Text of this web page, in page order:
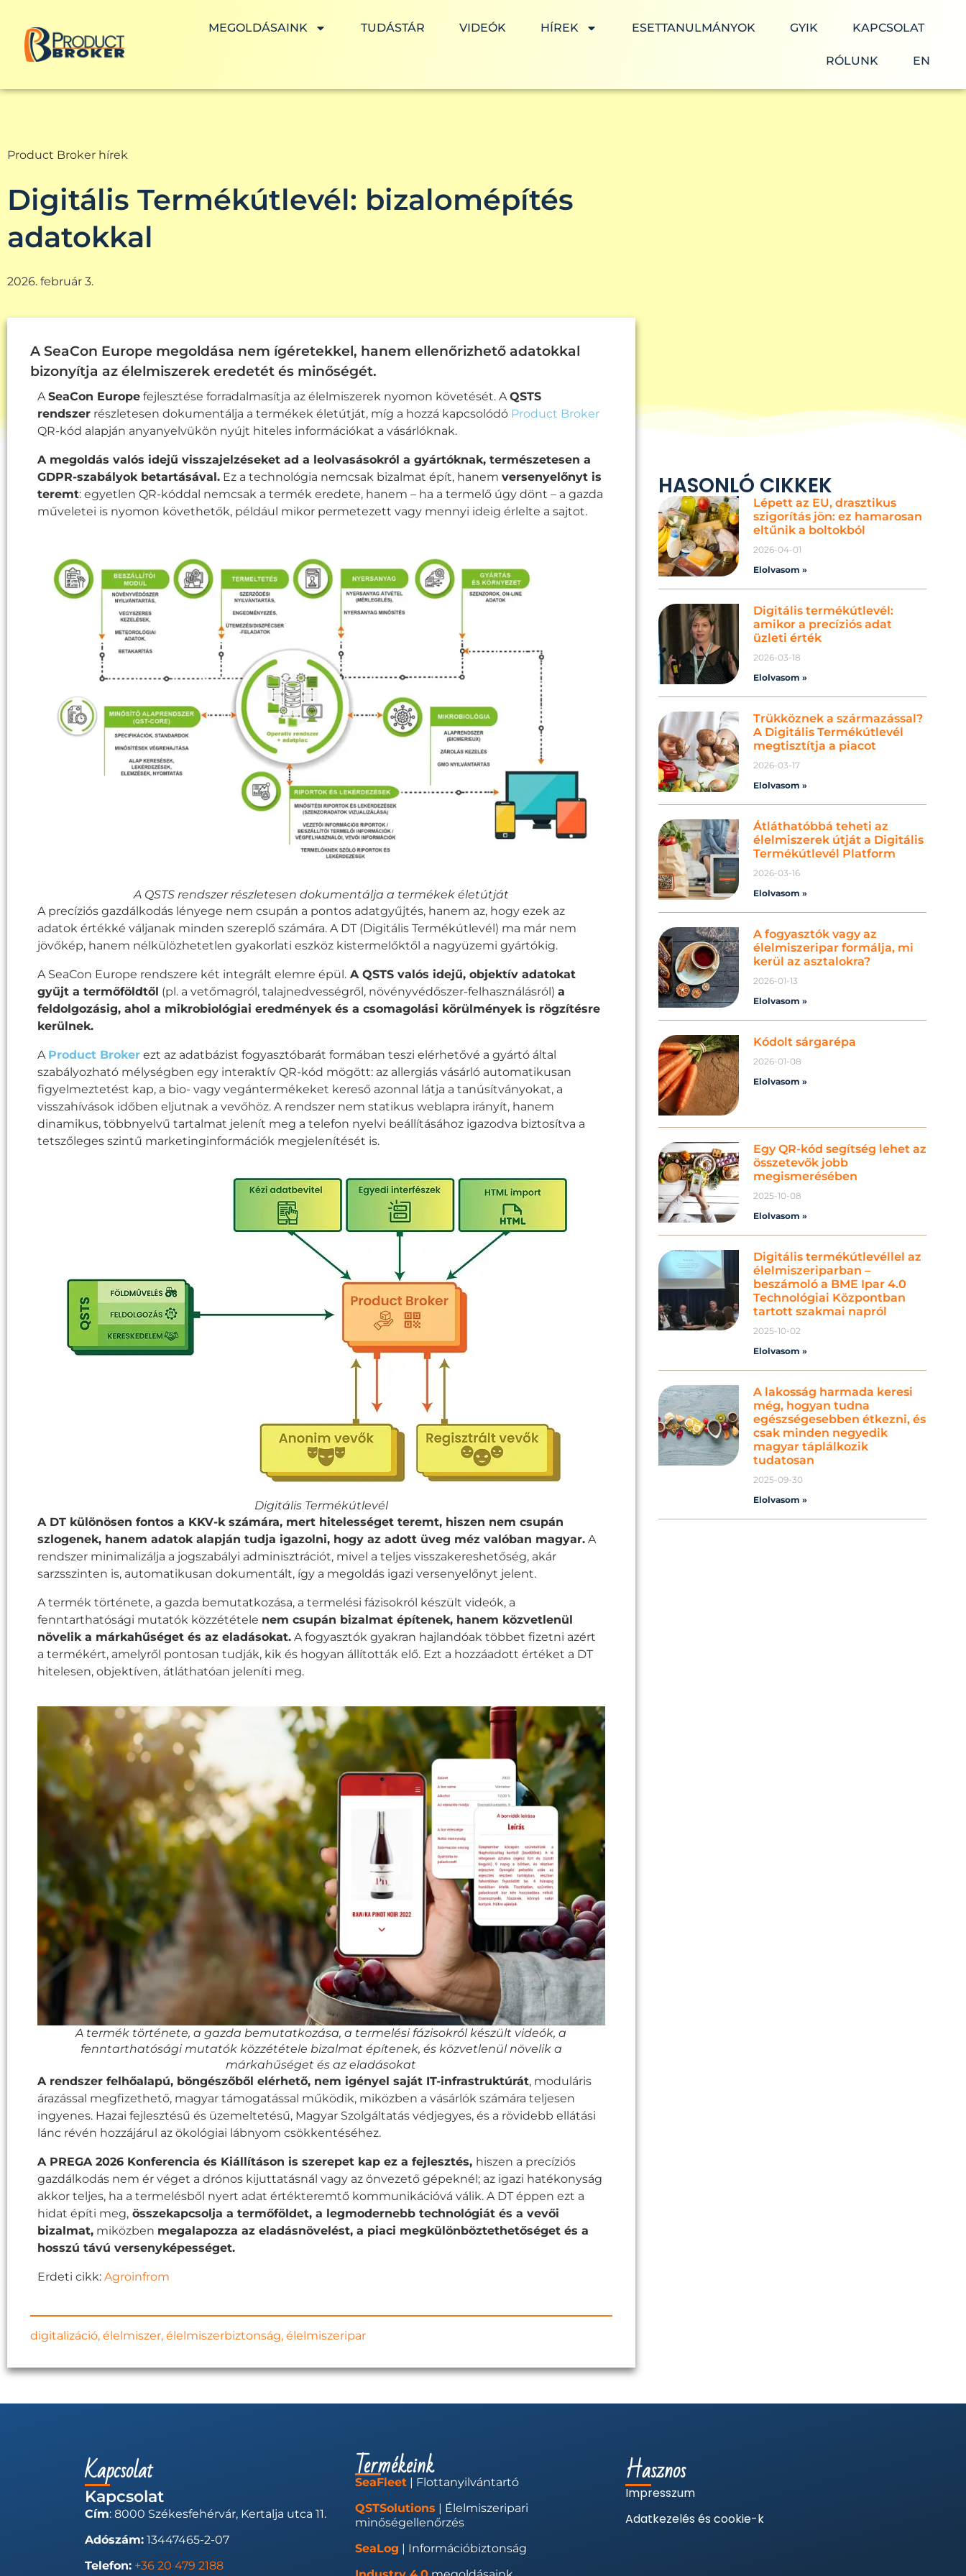
MEGOLDÁSAINK TUDÁSTÁR VIDEÓK HÍREK ESETTANULMÁNYOK GYIK KAPCSOLAT
RÓLUNK EN
Product Broker hírek
Digitális Termékútlevél: bizalomépítés
adatokkal
2026. február 3.
A SeaCon Europe megoldása nem ígéretekkel, hanem ellenőrizhető adatokkal
bizonyítja az élelmiszerek eredetét és minőségét.
ASeaCon Europe fejlesztése forradalmasítja az élelmiszerek nyomon követését. AQSTS
rendszer részletesen dokumentálja a termékek életútját, míg a hozzá kapcsolódó Product Broker
QR-kód alapján anyanyelvükön nyújt hiteles információkat a vásárlóknak.
A megoldás valós idejű visszajelzéseket ad a leolvasásokról a gyártóknak, természetesen a
GDPR-szabályok betartásával. Ez a technológia nemcsak bizalmat épít, hanem versenyelőnyt is
teremt: egyetlen QR-kóddal nemcsak a termék eredete, hanem – ha a termelő úgy dönt – a gazda
műveletei is nyomon követhetők, például mikor permetezett vagy mennyi ideig érlelte a sajtot.
A QSTS rendszer részletesen dokumentálja a termékek életútját
A precíziós gazdálkodás lényege nem csupán a pontos adatgyűjtés, hanem az, hogy ezek az
adatok értékké váljanak minden szereplő számára. A DT (Digitális Termékútlevél) ma már nem
jövőkép, hanem nélkülözhetetlen gyakorlati eszköz kistermelőktől a nagyüzemi gyártókig.
A SeaCon Europe rendszere két integrált elemre épül. A QSTS valós idejű, objektív adatokat
gyűjt a termőföldtől (pl. a vetőmagról, talajnedvességről, növényvédőszer-felhasználásról) a
feldolgozásig, ahol a mikrobiológiai eredmények és a csomagolási körülmények is rögzítésre
kerülnek.
A Product Broker ezt az adatbázist fogyasztóbarát formában teszi elérhetővé a gyártó által
szabályozható mélységben egy interaktív QR-kód mögött: az allergiás vásárló automatikusan
figyelmeztetést kap, a bio- vagy vegántermékeket kereső azonnal látja a tanúsítványokat, a
visszahívások időben eljutnak a vevőhöz. A rendszer nem statikus weblapra irányít, hanem
dinamikus, többnyelvű tartalmat jelenít meg a telefon nyelvi beállításához igazodva biztosítva a
tetszőleges szintű marketinginformációk megjelenítését is.
Digitális Termékútlevél
A DT különösen fontos a KKV-k számára, mert hitelességet teremt, hiszen nem csupán
szlogenek, hanem adatok alapján tudja igazolni, hogy az adott üveg méz valóban magyar. A
rendszer minimalizálja a jogszabályi adminisztrációt, mivel a teljes visszakereshetőség, akár
sarzsszinten is, automatikusan dokumentált, így a megoldás igazi versenyelőnyt jelent.
A termék története, a gazda bemutatkozása, a termelési fázisokról készült videók, a
fenntarthatósági mutatók közzététele nem csupán bizalmat építenek, hanem közvetlenül
növelik a márkahűséget és az eladásokat. A fogyasztók gyakran hajlandóak többet fizetni azért
a termékért, amelyről pontosan tudják, kik és hogyan állították elő. Ezt a hozzáadott értéket a DT
hitelesen, objektíven, átláthatóan jeleníti meg.
A termék története, a gazda bemutatkozása, a termelési fázisokról készült videók, a
fenntarthatósági mutatók közzététele bizalmat építenek, és közvetlenül növelik a
márkahűséget és az eladásokat
A rendszer felhőalapú, böngészőből elérhető, nem igényel saját IT-infrastruktúrát, moduláris
árazással megfizethető, magyar támogatással működik, miközben a vásárlók számára teljesen
ingyenes. Hazai fejlesztésű és üzemeltetésű, Magyar Szolgáltatás védjegyes, és a rövidebb ellátási
lánc révén hozzájárul az ökológiai lábnyom csökkentéséhez.
A PREGA 2026 Konferencia és Kiállításon is szerepet kap ez a fejlesztés, hiszen a precíziós
gazdálkodás nem ér véget a drónos kijuttatásnál vagy az önvezető gépeknél; az igazi hatékonyság
akkor teljes, ha a termelésből nyert adat értékteremtő kommunikációvá válik. A DT éppen ezt a
hidat építi meg, összekapcsolja a termőföldet, a legmodernebb technológiát és a vevői
bizalmat, miközben megalapozza az eladásnövelést, a piaci megkülönböztethetőséget és a
hosszú távú versenyképességet.
Erdeti cikk: Agroinfrom
digitalizáció, élelmiszer, élelmiszerbiztonság, élelmiszeripar
HASONLÓ CIKKEK
Lépett az EU, drasztikus
szigorítás jön: ez hamarosan
eltűnik a boltokból
2026-04-01
Elolvasom »
Digitális termékútlevél:
amikor a precíziós adat
üzleti érték
2026-03-18
Elolvasom »
Trükköznek a származással?
A Digitális Termékútlevél
megtisztítja a piacot
2026-03-17
Elolvasom »
Átláthatóbbá teheti az
élelmiszerek útját a Digitális
Termékútlevél Platform
2026-03-16
Elolvasom »
A fogyasztók vagy az
élelmiszeripar formálja, mi
kerül az asztalokra?
2026-01-13
Elolvasom »
Kódolt sárgarépa
2026-01-08
Elolvasom »
Egy QR-kód segítség lehet az
összetevők jobb
megismerésében
2025-10-08
Elolvasom »
Digitális termékútlevéllel az
élelmiszeriparban –
beszámoló a BME Ipar 4.0
Technológiai Központban
tartott szakmai napról
2025-10-02
Elolvasom »
A lakosság harmada keresi
még, hogyan tudna
egészségesebben étkezni, és
csak minden negyedik
magyar táplálkozik
tudatosan
2025-09-30
Elolvasom »
Kapcsolat
Kapcsolat
Cím: 8000 Székesfehérvár, Kertalja utca 11.
Adószám:13447465-2-07
Telefon: +36 20 479 2188
Termékeink
SeaFleet| Flottanyilvántartó
QSTSolutions | Élelmiszeripari
minőségellenőrzés
SeaLog | Információbiztonság
Hasznos
Impresszum
Adatkezelés és cookie-k